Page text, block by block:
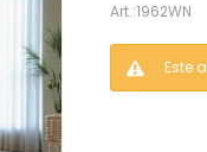
1962WN
Este